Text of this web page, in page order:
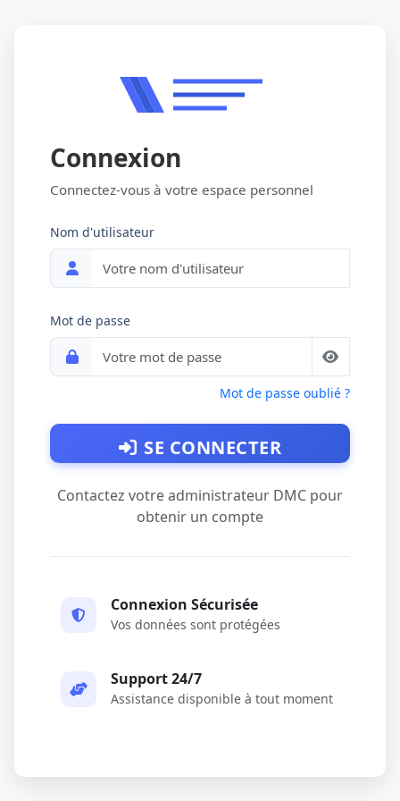
Connexion
Connectez-vous à votre espace personnel
Nom d'utilisateur
Mot de passe
Mot de passe oublié ?
SE CONNECTER
Contactez votre administrateur DMC pour
obtenir un compte
Connexion Sécurisée
Vos données sont protégées
Support 24/7
Assistance disponible à tout moment